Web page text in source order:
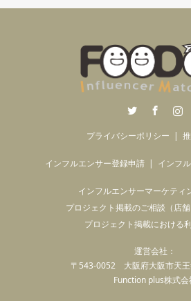
Instagram
プライバシーポリシー
インフルエンサー登録申請 インフ
インフルエンサーマーケティ
プロジェクト掲載のご相談（店舗
プロジェクト掲載における
運営会社：
〒543-0052 大阪府大阪市天
Function plus株式会